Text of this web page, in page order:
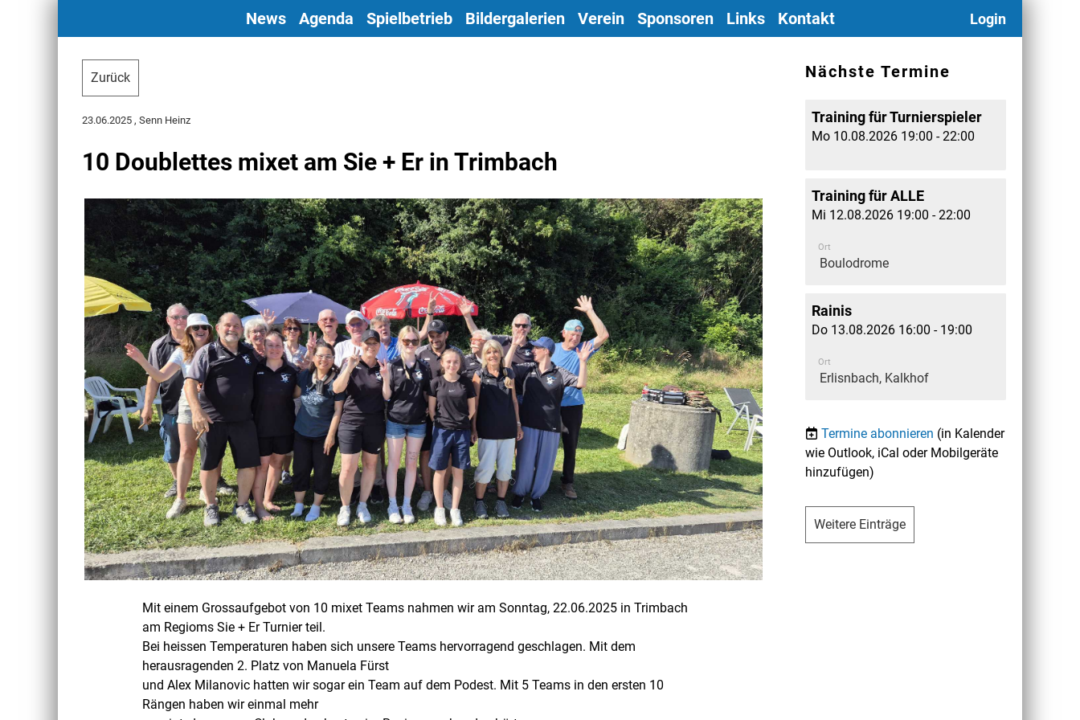
News Agenda Spielbetrieb Bildergalerien Verein Sponsoren Links Kontakt Login
Zurück
23.06.2025 , Senn Heinz
10 Doublettes mixet am Sie + Er in Trimbach
Mit einem Grossaufgebot von 10 mixet Teams nahmen wir am Sonntag, 22.06.2025 in Trimbach
am Regioms Sie + Er Turnier teil.
Bei heissen Temperaturen haben sich unsere Teams hervorragend geschlagen. Mit dem
herausragenden 2. Platz von Manuela Fürst
und Alex Milanovic hatten wir sogar ein Team auf dem Podest. Mit 5 Teams in den ersten 10
Rängen haben wir einmal mehr
Nächste Termine
Training für Turnierspieler
Mo 10.08.2026 19:00 - 22:00
Training für ALLE
Mi 12.08.2026 19:00 - 22:00
Ort
Boulodrome
Rainis
Do 13.08.2026 16:00 - 19:00
Ort
Erlisnbach, Kalkhof
Termine abonnieren (in Kalender
wie Outlook, iCal oder Mobilgeräte
hinzufügen)
Weitere Einträge